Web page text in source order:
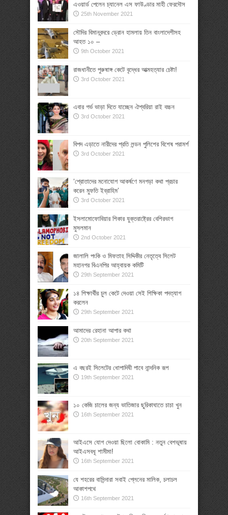
এওয়ার্ড পেলেন চ্যানেল এস ফাউণ্ডার মাহী ফেরদৌস
25th November 2021
সৌদির বিমানবন্দরে ড্রোন হামলায় তিন বাংলাদেশীসহ
আহত ১০ –
9th October 2021
রাজধানীতে পুরুষাঙ্গ কেটে বৃদ্ধের আত্মহত্যার চেষ্টা!
3rd October 2021
এবার গর্ভ ভাড়া দিতে যাচ্ছেন ঐশ্বরিয়া রাই বচ্চন
3rd October 2021
বিপদ এড়াতে নারীদের প্রতি লন্ডন পুলিশের বিশেষ পরামর্শ
3rd October 2021
‘শ্রোতাদের মনোযোগ আকর্ষণে মনগড়া কথা প্রচার
করেন মুফতি ইব্রাহিম’
3rd October 2021
ইসলামোফোবিয়ার শিকার যুক্তরাষ্ট্রের বেশিরভাগ
মুসলমান
2nd October 2021
জালালি পংকি ও মিফতাহ সিদ্দিকীর নেতৃত্বে সিলেট
মহানগর বিএনপির আহ্বায়ক কমিটি
29th September 2021
১৪ শিক্ষার্থীর চুল কেটে দেওয়া সেই শিক্ষিকা পদত্যাগ
করলেন
29th September 2021
আমাদের রেহানা আপার কথা
20th September 2021
এ বছরই সিলেটের ধোপাদিঘী পাবে নান্দনিক রূপ
19th September 2021
১০ কেজি চালের জন্য ভাতিজার ছুরিকাঘাতে চাচা খুন
16th September 2021
আইএসে যোগ দেওয়া ছিলো বোকামি : নতুন বেশভূষায়
আইএসবধূ শামীমা!
16th September 2021
যে শহরের বাসিন্দারা সবাই প্লেনের মালিক, চলাচল
আকাশপথে
16th September 2021